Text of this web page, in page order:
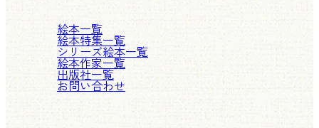
絵本一覧
絵本特集一覧
シリーズ絵本一覧
絵本作家一覧
出版社一覧
お問い合わせ